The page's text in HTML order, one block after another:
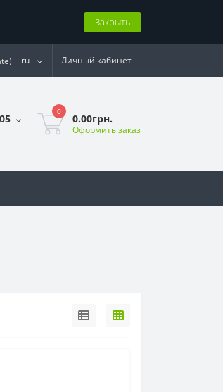
Закрыть
ru Личный кабинет
0
0.00грн.
Оформить заказ